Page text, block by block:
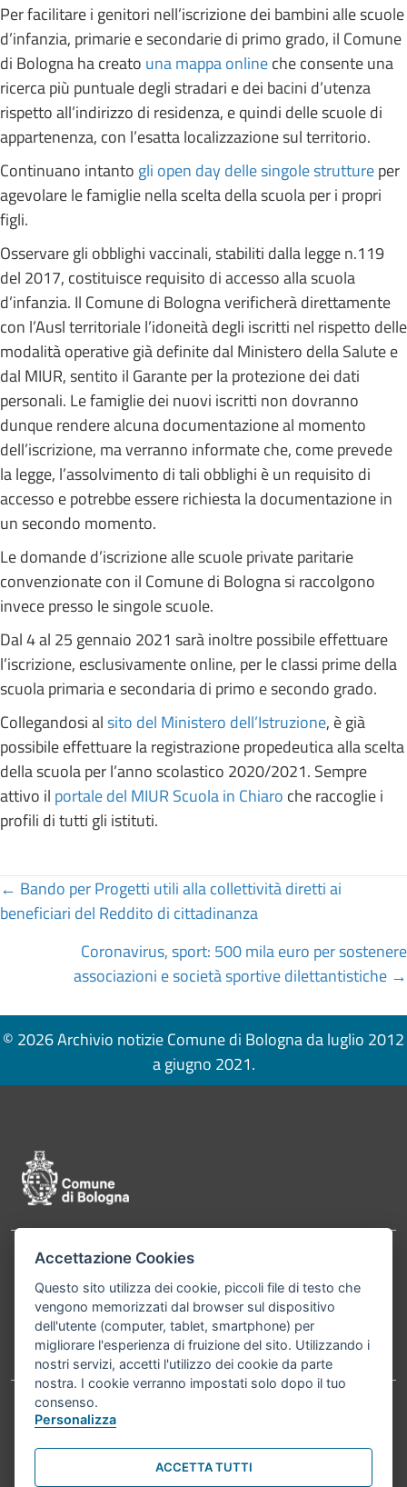
Per facilitare i genitori nell’iscrizione dei bambini alle scuole
d’infanzia, primarie e secondarie di primo grado, il Comune
di Bologna ha creato una mappa onlineche consente una
ricerca più puntuale degli stradari e dei bacini d’utenza
rispetto all’indirizzo di residenza, e quindi delle scuole di
appartenenza, con l’esatta localizzazione sul territorio.
Continuano intanto gli open day delle singole struttureper
agevolare le famiglie nella scelta della scuola per i propri
figli.
Osservare gli obblighi vaccinali, stabiliti dalla legge n.119
del 2017, costituisce requisito di accesso alla scuola
d’infanzia. Il Comune di Bologna verificherà direttamente
con l’Ausl territoriale l’idoneità degli iscritti nel rispetto delle
modalità operative già definite dal Ministero della Salute e
dal MIUR, sentito il Garante per la protezione dei dati
personali. Le famiglie dei nuovi iscritti non dovranno
dunque rendere alcuna documentazione al momento
dell’iscrizione, ma verranno informate che, come prevede
la legge, l’assolvimento di tali obblighi è un requisito di
accesso e potrebbe essere richiesta la documentazione in
un secondo momento.
Le domande d’iscrizione alle scuole private paritarie
convenzionate con il Comune di Bologna si raccolgono
invece presso le singole scuole.
Dal 4 al 25 gennaio 2021 sarà inoltre possibile effettuare
l’iscrizione, esclusivamente online, per le classi prime della
scuola primaria e secondaria di primo e secondo grado.
Collegandosi alsito del Ministero dell’Istruzione, è già
possibile effettuare la registrazione propedeutica alla scelta
della scuola per l’anno scolastico 2020/2021. Sempre
attivo il portale del MIUR Scuola in Chiaro che raccoglie i
profili di tutti gli istituti.
Posts
navigation
← Bando per Progetti utili alla collettività diretti ai
beneficiari del Reddito di cittadinanza
Coronavirus, sport: 500 mila euro per sostenere
associazioni e società sportive dilettantistiche →
© 2026 Archivio notizie Comune di Bologna da luglio 2012
a giugno 2021.
Contatti
Bologna P.Iva 01232710374 Cod. IBAN: IT 88 R
02008 02435 000020067156
Telefono:051203040
Accessibilità Carta dei valori
Informativa sul trattamento dei dati personali Note legali
Accettazione Cookies
Questo sito utilizza dei cookie, piccoli file di testo che
vengono memorizzati dal browser sul dispositivo
dell'utente (computer, tablet, smartphone) per
migliorare l'esperienza di fruizione del sito. Utilizzando i
nostri servizi, accetti l'utilizzo dei cookie da parte
nostra. I cookie verranno impostati solo dopo il tuo
consenso.
Personalizza
ACCETTA TUTTI